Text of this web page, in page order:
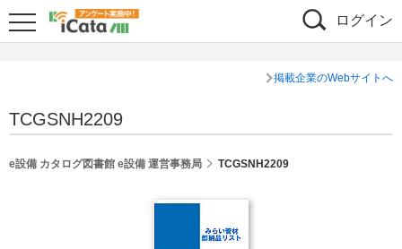
ログイン
掲載企業のWebサイトへ
TCGSNH2209
e設備 カタログ図書館 e設備 運営事務局 TCGSNH2209